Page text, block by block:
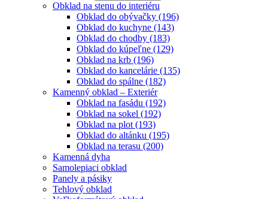
Obklad na stenu do interiéru
Obklad do obývačky (196)
Obklad do kuchyne (143)
Obklad do chodby (183)
Obklad do kúpeľne (129)
Obklad na krb (196)
Obklad do kancelárie (135)
Obklad do spálne (182)
Kamenný obklad – Exteriér
Obklad na fasádu (192)
Obklad na sokel (192)
Obklad na plot (193)
Obklad do altánku (195)
Obklad na terasu (200)
Kamenná dyha
Samolepiaci obklad
Panely a pásiky
Tehlový obklad